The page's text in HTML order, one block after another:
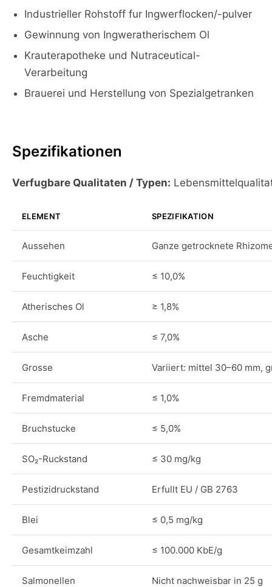
Industrieller Rohstoff fur Ingwerflocken/-pulver
Gewinnung von Ingweratherischem Ol
Krauterapotheke und Nutraceutical-
Verarbeitung
Brauerei und Herstellung von Spezialgetranken
Spezifikationen
Verfugbare Qualitaten / Typen:
ELEMENT SPEZIFIKATION
Aussehen Ganze getrocknete
Feuchtigkeit ≤ 10,0%
Atherisches Ol ≥ 1,8%
Asche ≤ 7,0%
Grosse Variiert: mittel 30–60 mm,
Fremdmaterial ≤ 1,0%
Bruchstucke ≤ 5,0%
SO₂-Ruckstand ≤ 30 mg/kg
Pestizidruckstand Erfullt EU / GB 2763
Blei ≤ 0,5 mg/kg
Gesamtkeimzahl ≤ 100.000 KbE/g
Salmonellen Nicht nachweisbar in 25 g